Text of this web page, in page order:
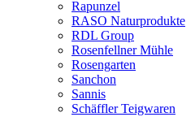
Rapunzel
RASO Naturprodukte
RDL Group
Rosenfellner Mühle
Rosengarten
Sanchon
Sannis
Schäffler Teigwaren